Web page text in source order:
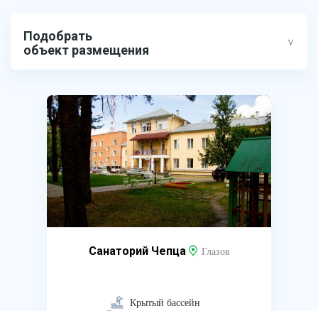
Подобрать
объект размещения
Санаторий Чепца Глазов
Крытый бассейн